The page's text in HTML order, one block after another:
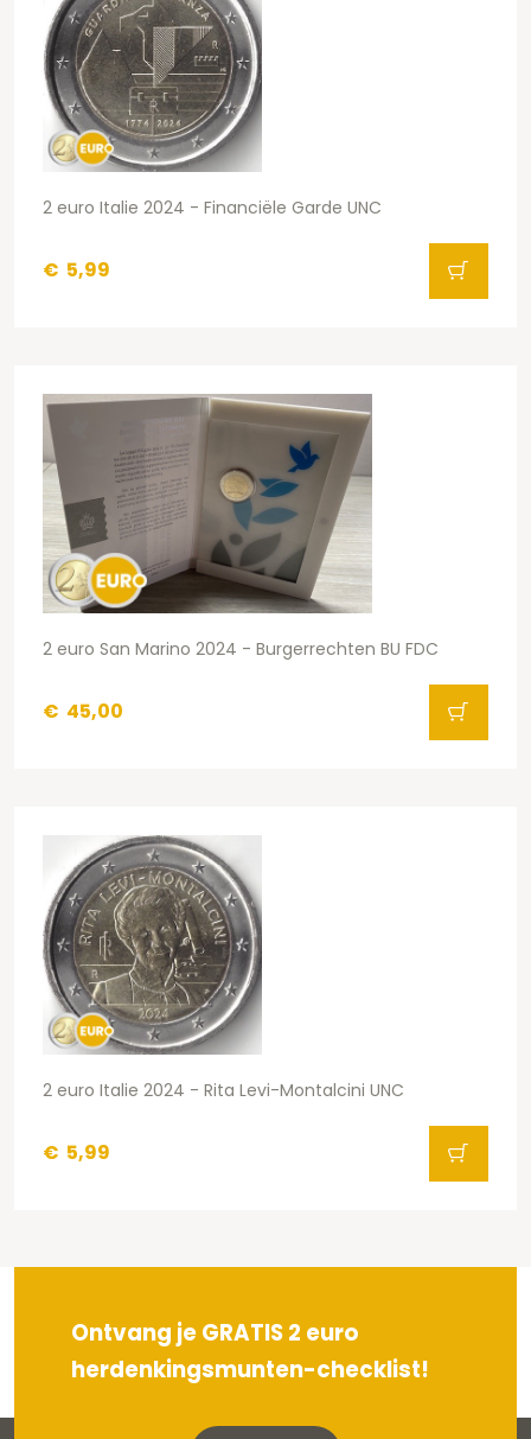
2 euro Italie 2024 - Financiële Garde UNC
€ 5,99
2 euro San Marino 2024 - Burgerrechten BU FDC
€ 45,00
2 euro Italie 2024 - Rita Levi-Montalcini UNC
€ 5,99
Ontvang je GRATIS 2 euro
herdenkingsmunten-checklist!